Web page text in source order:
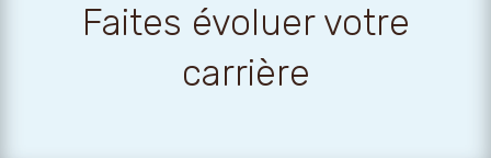
Faites évoluer votre
carrière